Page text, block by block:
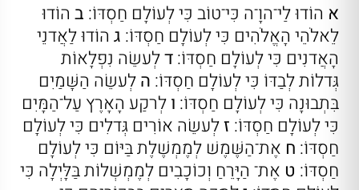
א הוֹדוּ לַי־הוָ־ה כִּי־טוֹב כִּי לְעוֹלָם חַסְדּוֹ: ב הוֹדוּ
לֵאלֹהֵי הָאֱלֹהִים כִּי לְעוֹלָם חַסְדּוֹ: ג הוֹדוּ לַאֲדנֵי
הָאֲדנִים כִּי לְעוֹלָם חַסְדּוֹ:דלְעשֵׂה נִפְלָאוֹת
גְּדלוֹת לְבַדּוֹ כִּי לְעוֹלָם חַסְדּוֹ: הלְעשֵׂה הַשָּׁמַיִם
בִּתְבוּנָה כִּי לְעוֹלָם חַסְדּוֹ: ולְרקַע הָאָרֶץ עַל־הַמָּיִם
כִּי לְעוֹלָם חַסְדּוֹ: זלְעשֵׂה אוֹרִים גְּדלִים כִּי לְעוֹלָם
חַסְדּוֹ: ח אֶת־הַשֶּׁמֶשׁ לְמֶמְשֶׁלֶת בַּיּוֹם כִּי לְעוֹלָם
חַסְדּוֹ: ט אֶת־ הַיָּרֵחַ וְכוֹכָבִים לְמֶמְשְׁלוֹת בַּלָּיְלָה כִּי